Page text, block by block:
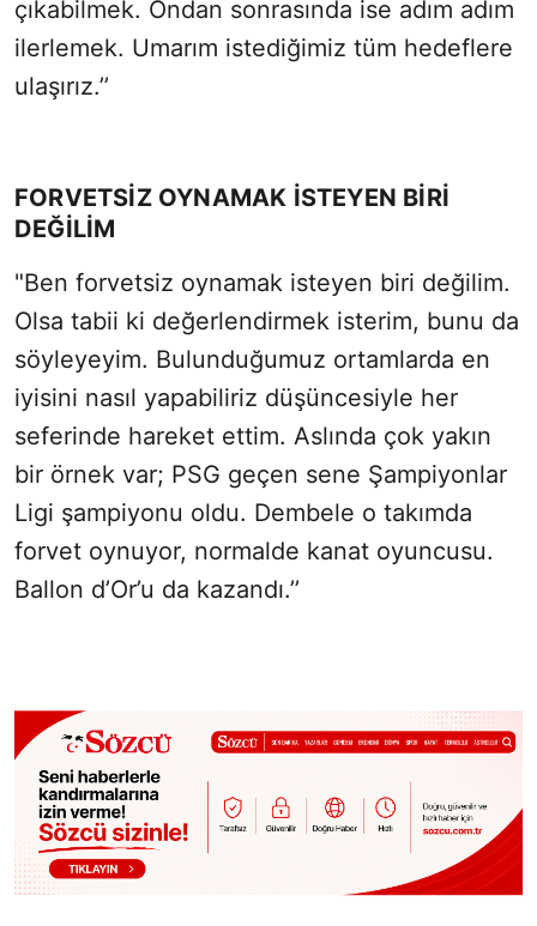
çıkabilmek. Ondan sonrasında ise adım adım
ilerlemek. Umarım istediğimiz tüm hedeflere
ulaşırız.’’
FORVETSİZ OYNAMAK İSTEYEN BİRİ
DEĞİLİM
"Ben forvetsiz oynamak isteyen biri değilim.
Olsa tabii ki değerlendirmek isterim, bunu da
söyleyeyim. Bulunduğumuz ortamlarda en
iyisini nasıl yapabiliriz düşüncesiyle her
seferinde hareket ettim. Aslında çok yakın
bir örnek var; PSG geçen sene Şampiyonlar
Ligi şampiyonu oldu. Dembele o takımda
forvet oynuyor, normalde kanat oyuncusu.
Ballon d’Or’u da kazandı.’’